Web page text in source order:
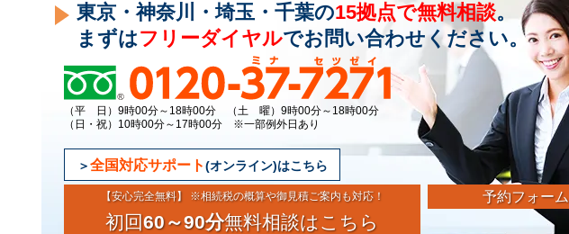
東京・神奈川・埼玉・千葉の15拠点で無料相談。
まずはフリーダイヤルでお問い合わせください。
（平 日）9時00分～18時00分 （土 曜）9時00分～18時00分
（日・祝）10時00分～17時00分 ※一部例外日あり
全国対応サポート (オンライン)はこちら
【安心完全無料】 ※相続税の概算や御見積ご案内も対応！
初回60～90分無料相談はこちら
予約フォーム